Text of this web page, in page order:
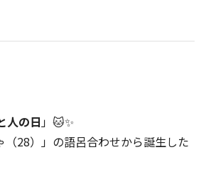
人の日」🐱✨
（28）」の語呂合わせから誕生した